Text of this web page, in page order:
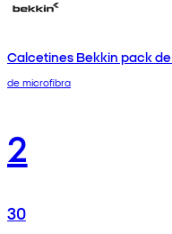
Calcetines Bekkin pack
de microfibra
2
30